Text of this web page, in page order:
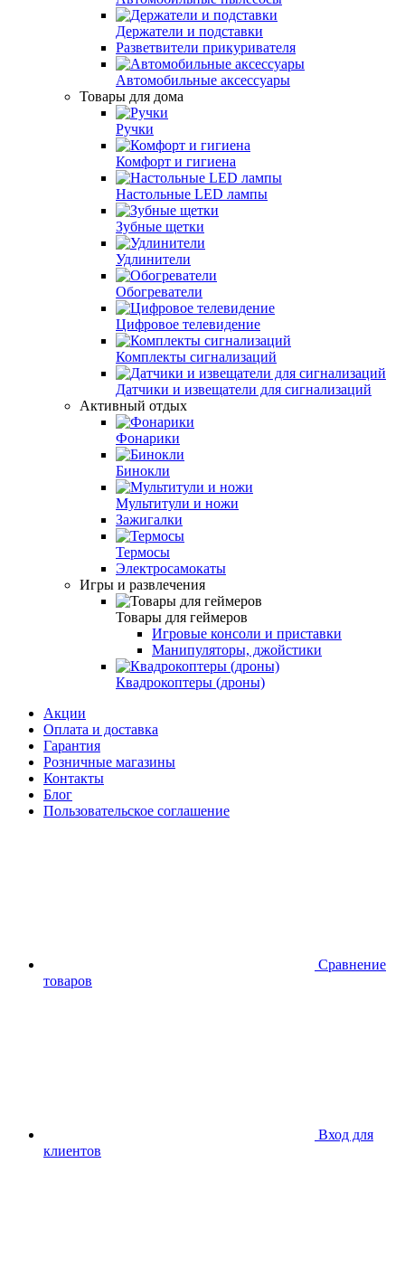
Держатели и подставки
Разветвители прикуривателя
Автомобильные аксессуары
Товары для дома
Ручки
Комфорт и гигиена
Настольные LED лампы
Зубные щетки
Удлинители
Обогреватели
Цифровое телевидение
Комплекты сигнализаций
Датчики и извещатели для сигнализаций
Активный отдых
Фонарики
Бинокли
Мультитули и ножи
Зажигалки
Термосы
Электросамокаты
Игры и развлечения
Товары для геймеров
Игровые консоли и приставки
Манипуляторы, джойстики
Квадрокоптеры (дроны)
Акции
Оплата и доставка
Гарантия
Розничные магазины
Контакты
Блог
Пользовательское соглашение
Сравнение
товаров
Вход для
клиентов